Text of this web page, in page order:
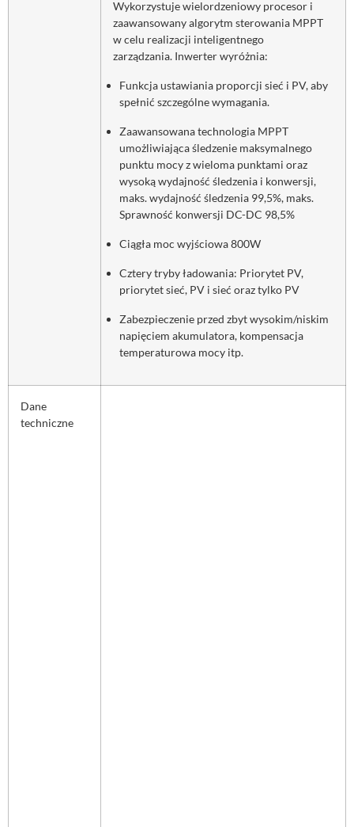
Wykorzystuje wielordzeniowy procesor i
zaawansowany algorytm sterowania MPPT
w celu realizacji inteligentnego
zarządzania. Inwerter wyróżnia:
Funkcja ustawiania proporcji sieć i PV, aby
spełnić szczególne wymagania.
Zaawansowana technologia MPPT
umożliwiająca śledzenie maksymalnego
punktu mocy z wieloma punktami oraz
wysoką wydajność śledzenia i konwersji,
maks. wydajność śledzenia 99,5%, maks.
Sprawność konwersji DC-DC 98,5%
Ciągła moc wyjściowa 800W
Cztery tryby ładowania: Priorytet PV,
priorytet sieć, PV i sieć oraz tylko PV
Zabezpieczenie przed zbyt wysokim/niskim
napięciem akumulatora, kompensacja
temperaturowa mocy itp.
Dane
techniczne